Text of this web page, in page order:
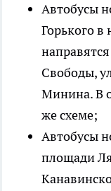
Автобусы
Горького
Свободы,
Минина. В
же схеме;
Автобусы
площади